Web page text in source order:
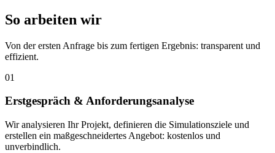
So arbeiten wir
Von der ersten Anfrage bis zum fertigen Ergebnis: transparent und
effizient.
01
Erstgespräch & Anforderungsanalyse
Wir analysieren Ihr Projekt, definieren die Simulationsziele und
erstellen ein maßgeschneidertes Angebot: kostenlos und
unverbindlich.